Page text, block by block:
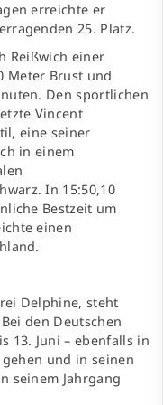
erreichte er
25. Platz.
Reißwich einer
Meter Brust und
Den sportlichen
Vincent
eine seiner
in einem
In 15:50,10
Bestzeit um
einen
Delphine, steht
den Deutschen
13. Juni – ebenfalls in
und in seinen
seinem Jahrgang